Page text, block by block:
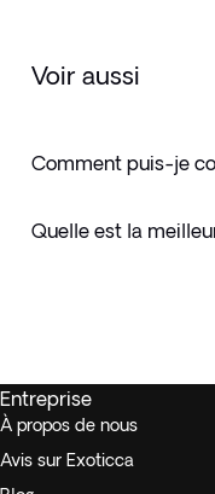
Voir aussi
Comment puis-je
Quelle est la